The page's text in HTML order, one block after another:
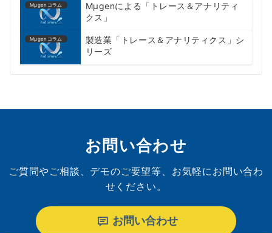
Mμgenコラム
Mµgenによる「トレース＆アナリティ
クス」
Mμgenコラム
製造業「トレース＆アナリティクス」シ
リーズ
お問い合わせ
ご質問やご相談、デモのご要望等、お気軽にお問い合わ
せください。
お問い合わせ